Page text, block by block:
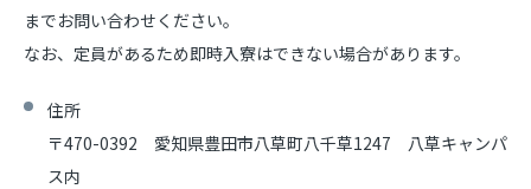
までお問い合わせください。
なお、定員があるため即時入寮はできない場合があります。
住所
〒470-0392 愛知県豊田市八草町八千草1247 八草キャンパ
ス内